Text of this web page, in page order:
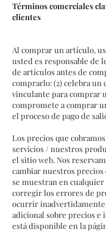
Términos comerciales
clientes
Al comprar un artículo,
usted es responsable de
de artículos antes de
comprarlo: (2) celebra un
vinculante para comprar
compromete a comprar
el proceso de pago de
Los precios que
servicios / nuestros
el sitio web. Nos
cambiar nuestros
se muestran en
corregir los errores de
ocurrir
adicional sobre precios e
está disponible en la